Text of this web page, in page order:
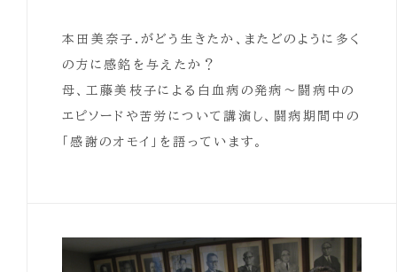
本田美奈子.がどう生きたか、またどのように多く
の方に感銘を与えたか？
母、工藤美枝子による白血病の発病～闘病中の
エピソードや苦労について講演し、闘病期間中の
「感謝のオモイ」を語っています。